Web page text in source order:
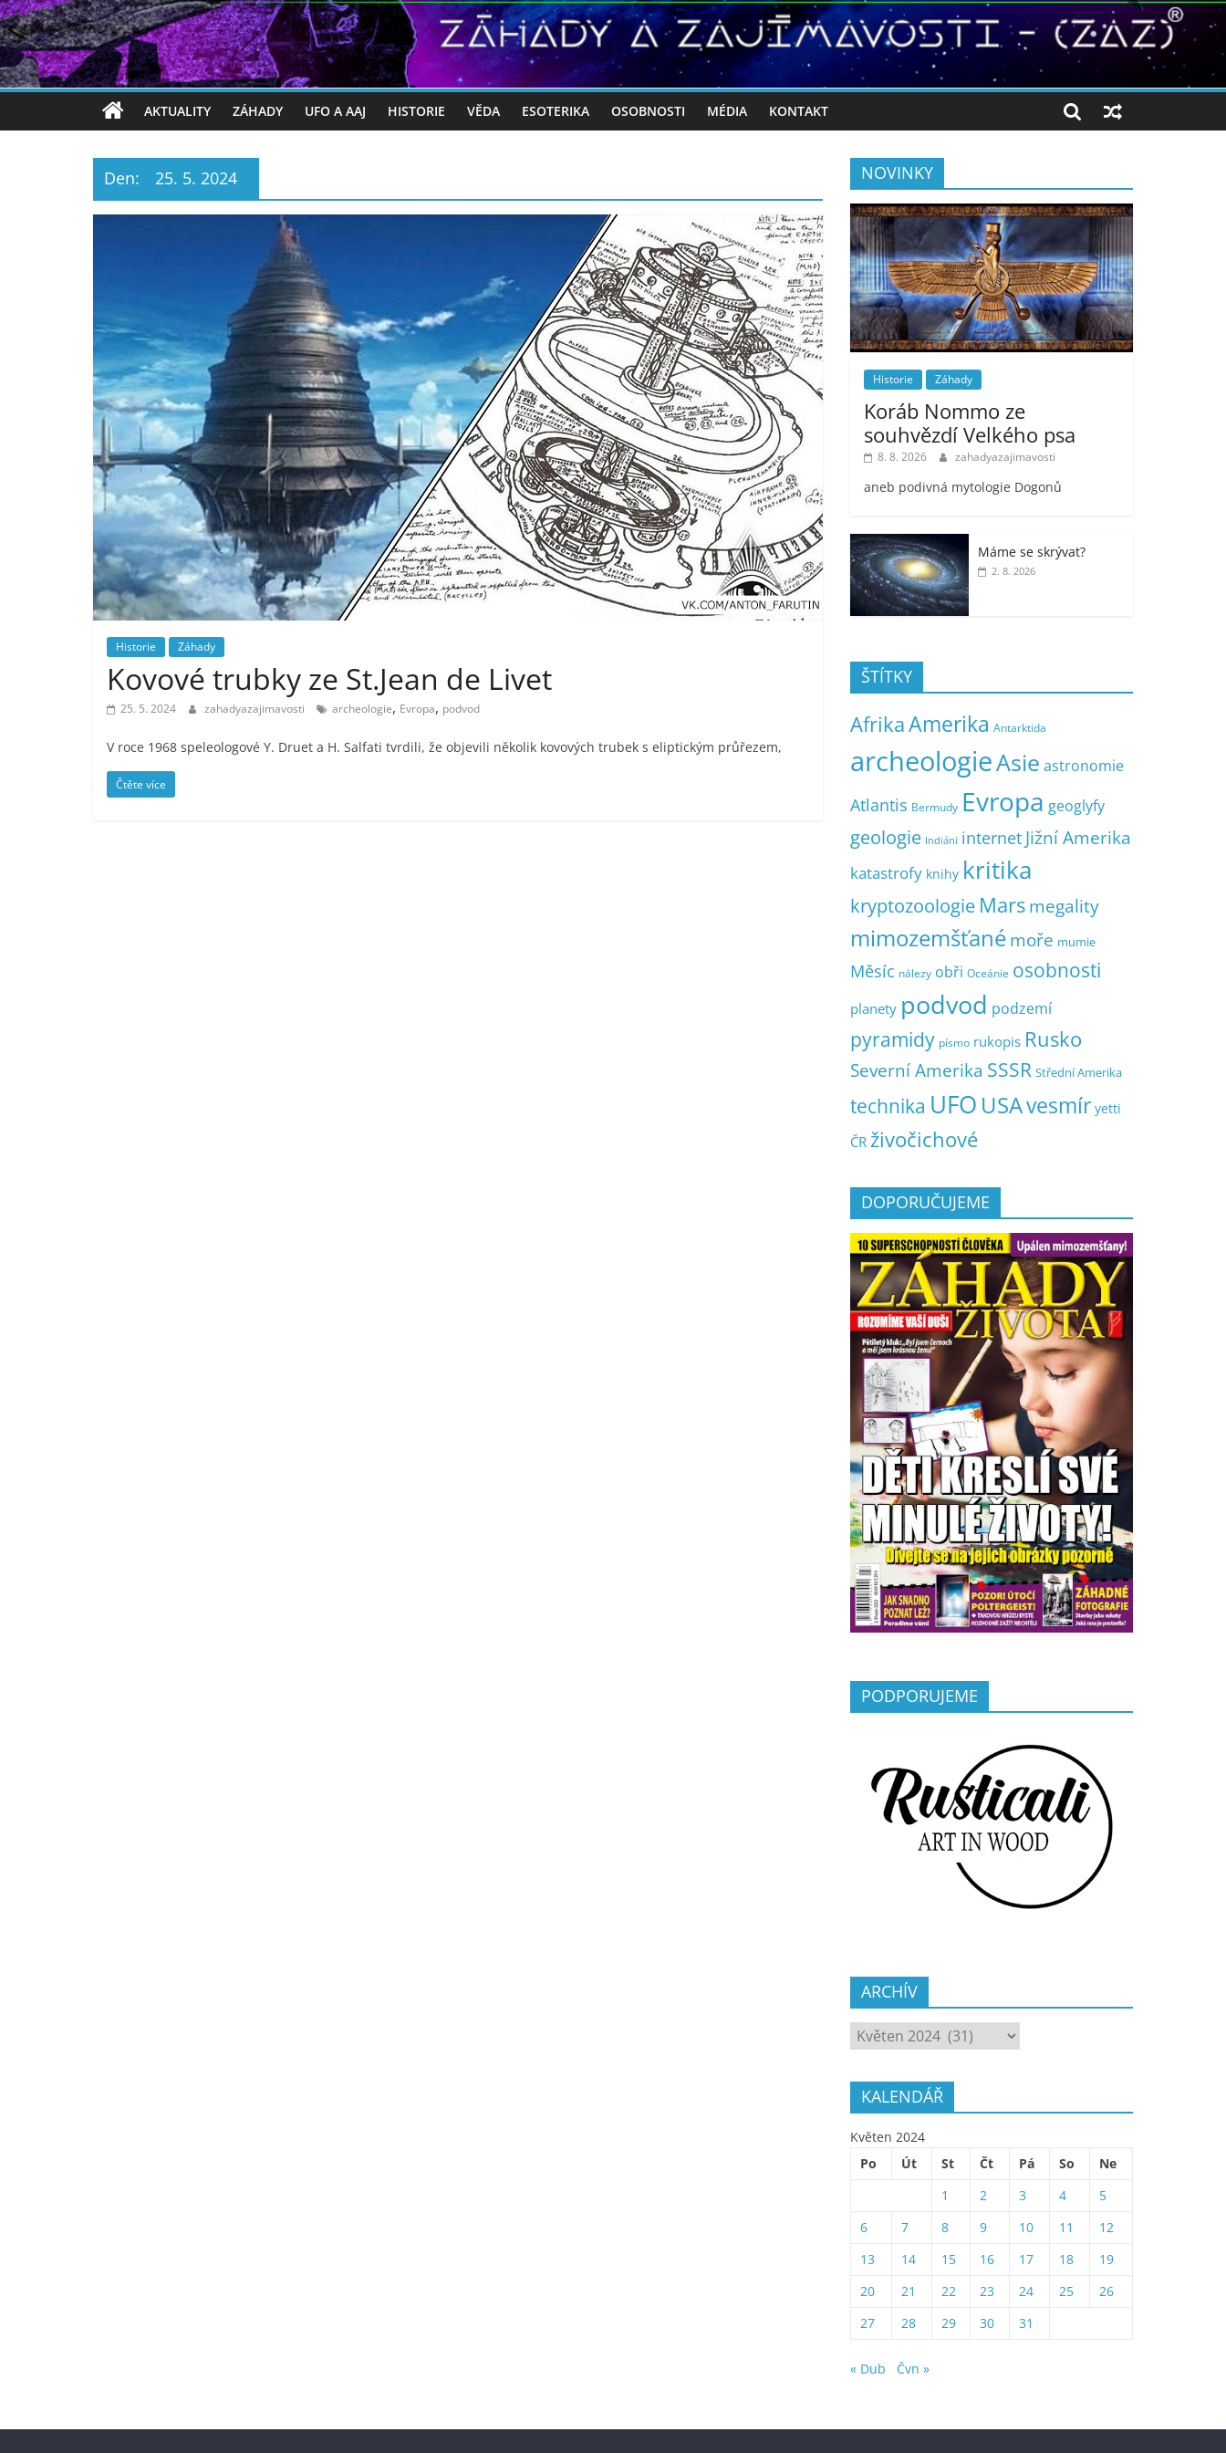
AKTUALITY ZÁHADY UFO A AAJ HISTORIE VĚDA ESOTERIKA OSOBNOSTI MÉDIA KONTAKT
Den: 25. 5. 2024
Historie Záhady
Kovové trubky ze St.Jean de Livet
25. 5. 2024 zahadyazajimavosti archeologie, Evropa, podvod
V roce 1968 speleologové Y. Druet a H. Salfati tvrdili, že objevili několik kovových trubek s eliptickým průřezem,
Čtěte více
NOVINKY
Historie Záhady
Koráb Nommo ze
souhvězdí Velkého psa
8. 8. 2026 zahadyazajimavosti
aneb podivná mytologie Dogonů
Máme se skrývat?
2. 8. 2026
ŠTÍTKY
AfrikaAmerika Antarktida
archeologieAsie astronomie
Atlantis Bermudy Evropa geoglyfy
geologie Indiáni internet Jižní Amerika
katastrofy knihy kritika
kryptozoologie Marsmegality
mimozemšťanémoře mumie
Měsíc nálezy obři Oceánie osobnosti
planety podvod podzemí
pyramidy písmo rukopis Rusko
Severní Amerika SSSR Střední Amerika
technika UFO USAvesmír yetti
ČR živočichové
DOPORUČUJEME
PODPORUJEME
ARCHÍV
ARCHÍV
KALENDÁŘ
Květen 2024
Po
Út St Čt Pá So
Ne
1
2 3 4
5
6
7 8 9 10 11
12
13
14 15 16 17 18
19
20
21 22 23 24 25
26
27
28 29 30 31
« Dub Čvn »